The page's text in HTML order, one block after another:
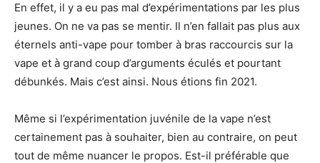
En effet, il y a eu pas mal d’expérimentations par les plus
jeunes. On ne va pas se mentir. Il n’en fallait pas plus aux
éternels anti-vape pour tomber à bras raccourcis sur la
vape et à grand coup d’arguments éculés et pourtant
débunkés. Mais c’est ainsi. Nous étions fin 2021.
Même si l’expérimentation juvénile de la vape n’est
certainement pas à souhaiter, bien au contraire, on peut
tout de même nuancer le propos. Est-il préférable que